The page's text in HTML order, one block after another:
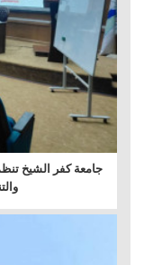
جامعة كفر الشيخ